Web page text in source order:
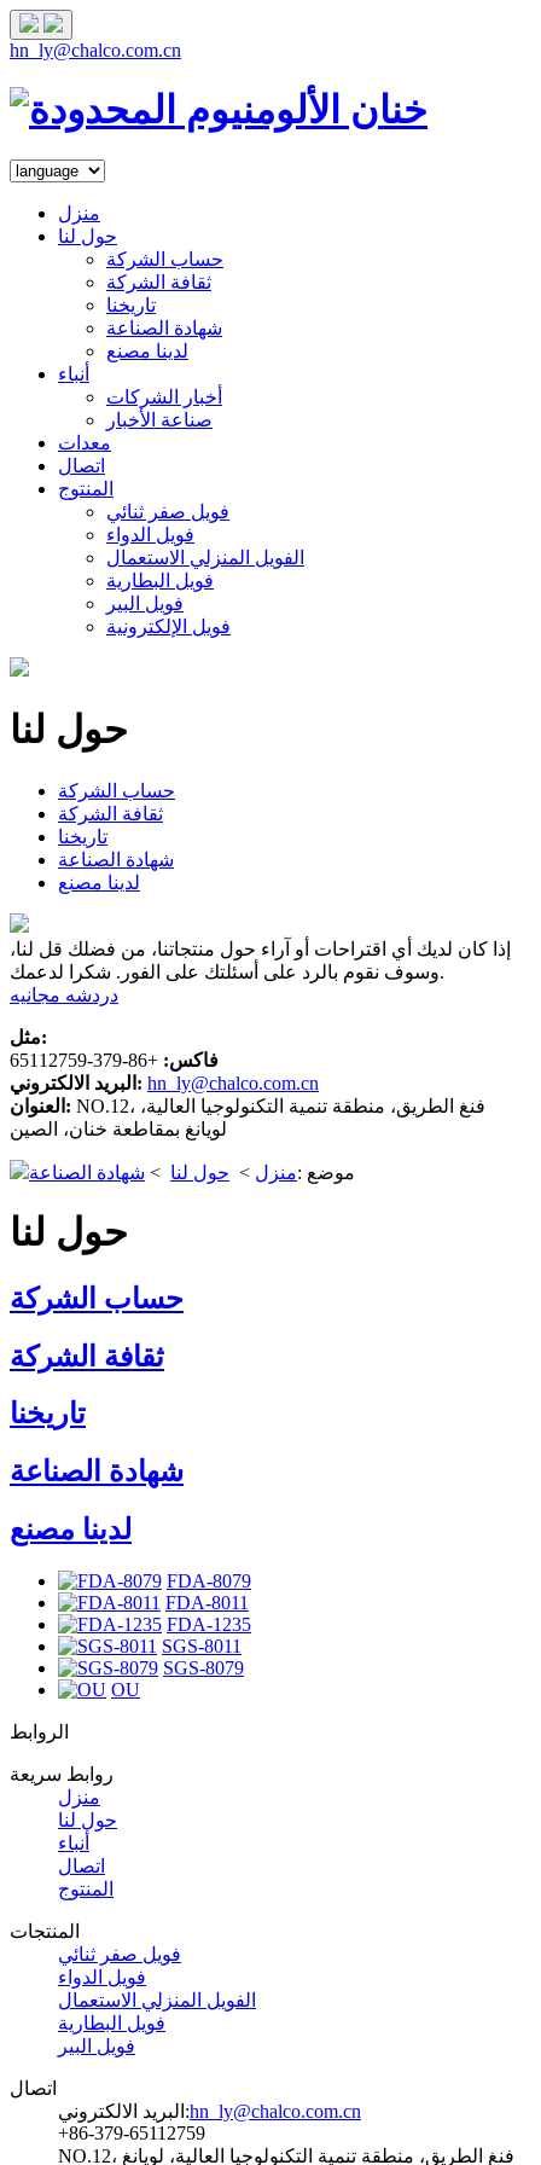
hn_ly@chalco.com.cn
منزل
حول لنا
حساب الشركة
ثقافة الشركة
تاريخنا
شهادة الصناعة
لدينا مصنع
أنباء
أخبار الشركات
صناعة الأخبار
معدات
اتصال
المنتوج
فويل صفر ثنائي
فويل الدواء
الفويل المنزلي الاستعمال
فويل البطارية
فويل البير
فويل الإلكترونية
حول لنا
حساب الشركة
ثقافة الشركة
تاريخنا
شهادة الصناعة
لدينا مصنع
إذا كان لديك أي اقتراحات أو آراء حول منتجاتنا، من فضلك قل لنا،
وسوف نقوم بالرد على أسئلتك على الفور. شكرا لدعمك.
دردشه مجانيه
مثل:
فاكس: +86-379-65112759
البريد الالكتروني: hn_ly@chalco.com.cn
العنوان: NO.12، فنغ الطريق، منطقة تنمية التكنولوجيا العالية،
لويانغ بمقاطعة خنان، الصين
موضع :منزل > حول لنا > شهادة الصناعة
حول لنا
حساب الشركة
ثقافة الشركة
تاريخنا
شهادة الصناعة
لدينا مصنع
FDA-8079
FDA-8011
FDA-1235
SGS-8011
SGS-8079
OU
الروابط
روابط سريعة
منزل
حول لنا
أنباء
اتصال
المنتوج
المنتجات
فويل صفر ثنائي
فويل الدواء
الفويل المنزلي الاستعمال
فويل البطارية
فويل البير
اتصال
البريد الالكتروني:hn_ly@chalco.com.cn
+86-379-65112759
NO.12، فنغ الطريق، منطقة تنمية التكنولوجيا العالية، لويانغ